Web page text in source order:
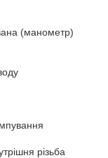
(манометр)
різьба